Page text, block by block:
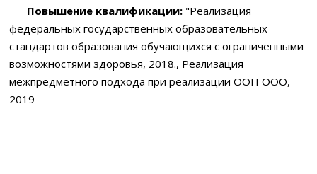
Повышение квалификации: "Реализация
федеральных государственных образовательных
стандартов образования обучающихся с ограниченными
возможностями здоровья, 2018., Реализация
межпредметного подхода при реализации ООП ООО,
2019